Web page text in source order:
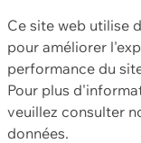
Ce site web utilise
pour améliorer
performance du
Pour plus
veuillez consulter
données.